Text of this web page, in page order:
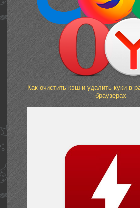
Как очистить кэш и удалить куки в
браузерах